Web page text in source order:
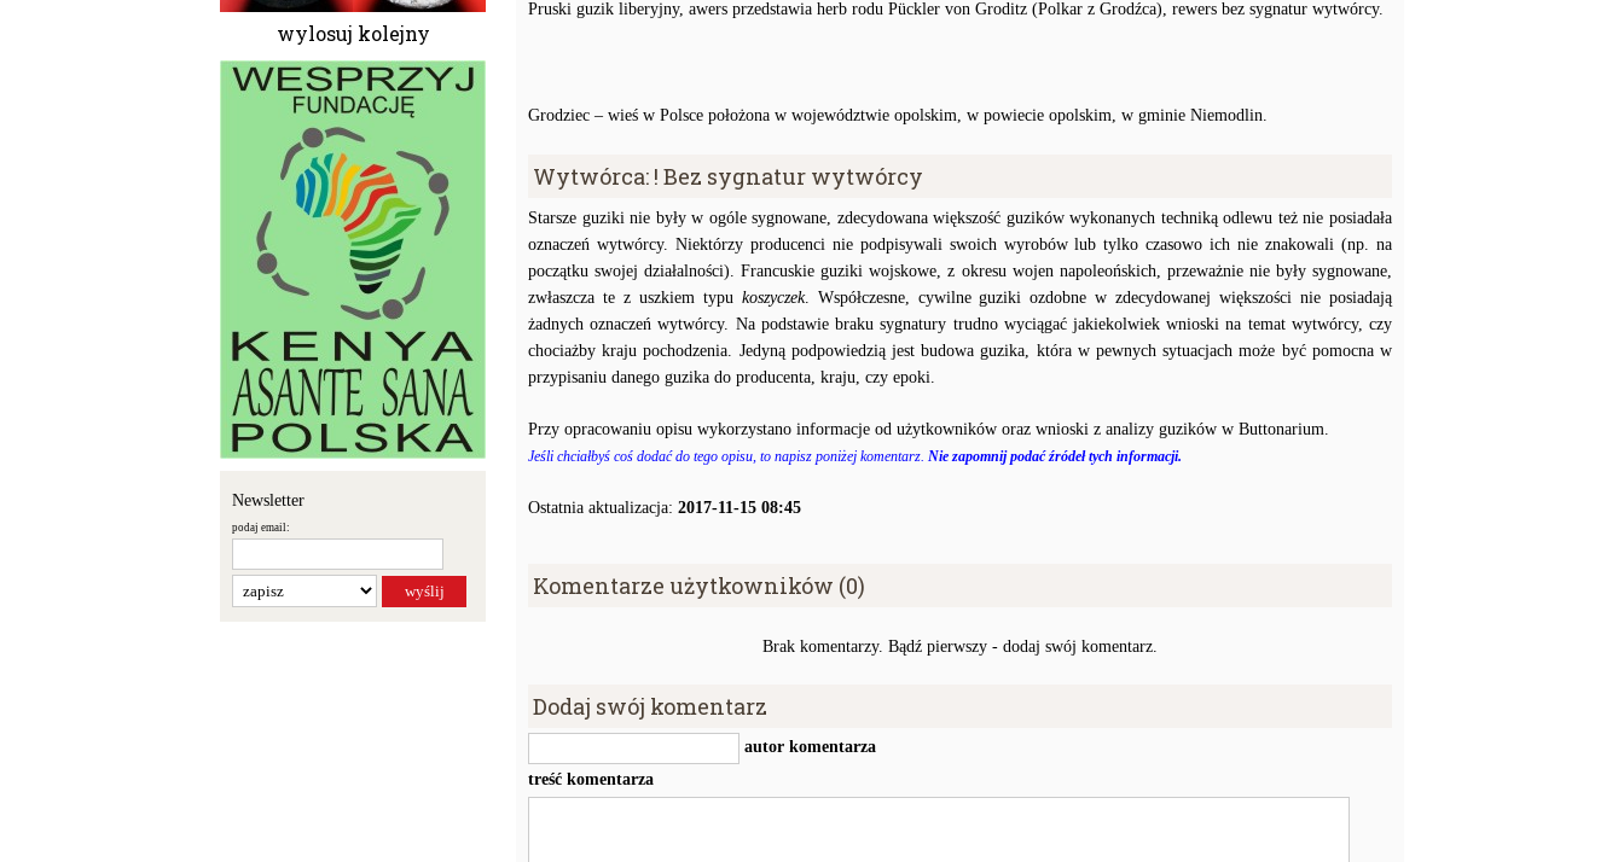
wylosuj kolejny
Newsletter
podaj email:
Pruski guzik liberyjny, awers przedstawia herb rodu Pückler von Groditz (Polkar z Grodźca), rewers bez sygnatur wytwórcy.
Grodziec – wieś w Polsce położona w województwie opolskim, w powiecie opolskim, w gminie Niemodlin.
Wytwórca: ! Bez sygnatur wytwórcy
Starsze guziki nie były w ogóle sygnowane, zdecydowana większość guzików wykonanych techniką odlewu też nie posiadała
oznaczeń wytwórcy. Niektórzy producenci nie podpisywali swoich wyrobów lub tylko czasowo ich nie znakowali (np. na
początku swojej działalności). Francuskie guziki wojskowe, z okresu wojen napoleońskich, przeważnie nie były sygnowane,
zwłaszcza te z uszkiem typu koszyczek. Współczesne, cywilne guziki ozdobne w zdecydowanej większości nie posiadają
żadnych oznaczeń wytwórcy. Na podstawie braku sygnatury trudno wyciągać jakiekolwiek wnioski na temat wytwórcy, czy
chociażby kraju pochodzenia. Jedyną podpowiedzią jest budowa guzika, która w pewnych sytuacjach może być pomocna w
przypisaniu danego guzika do producenta, kraju, czy epoki.
Przy opracowaniu opisu wykorzystano informacje od użytkowników oraz wnioski z analizy guzików w Buttonarium.
Jeśli chciałbyś coś dodać do tego opisu, to napisz poniżej komentarz. Nie zapomnij podać źródeł tych informacji.
Ostatnia aktualizacja: 2017-11-15 08:45
Komentarze użytkowników (0)
Brak komentarzy. Bądź pierwszy - dodaj swój komentarz.
Dodaj swój komentarz
autor komentarza
treść komentarza